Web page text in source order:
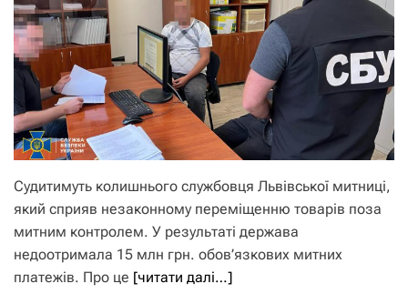
Судитимуть колишнього службовця Львівської митниці,
який сприяв незаконному переміщенню товарів поза
митним контролем. У результаті держава
недоотримала 15 млн грн. обов’язкових митних
платежів. Про це [читати далі…]